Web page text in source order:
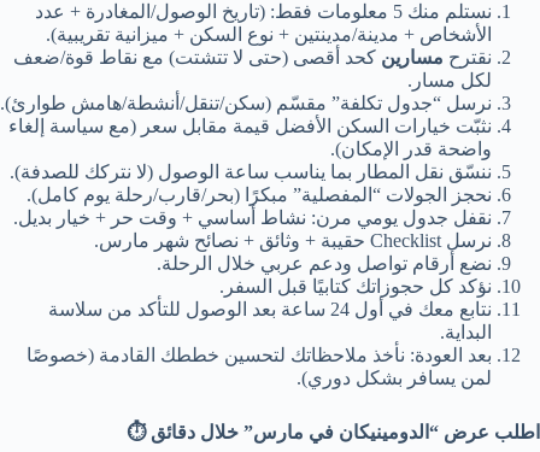
نستلم منك 5 معلومات فقط: (تاريخ الوصول/المغادرة + عدد
الأشخاص + مدينة/مدينتين + نوع السكن + ميزانية تقريبية).
نقترح مسارين كحد أقصى (حتى لا تتشتت) مع نقاط قوة/ضعف
لكل مسار.
نرسل “جدول تكلفة” مقسّم (سكن/تنقل/أنشطة/هامش طوارئ).
نثبّت خيارات السكن الأفضل قيمة مقابل سعر (مع سياسة إلغاء
واضحة قدر الإمكان).
ننسّق نقل المطار بما يناسب ساعة الوصول (لا نتركك للصدفة).
نحجز الجولات “المفصلية” مبكرًا (بحر/قارب/رحلة يوم كامل).
نقفل جدول يومي مرن: نشاط أساسي + وقت حر + خيار بديل.
نرسل Checklist حقيبة + وثائق + نصائح شهر مارس.
نضع أرقام تواصل ودعم عربي خلال الرحلة.
نؤكد كل حجوزاتك كتابيًا قبل السفر.
نتابع معك في أول 24 ساعة بعد الوصول للتأكد من سلاسة
البداية.
بعد العودة: نأخذ ملاحظاتك لتحسين خططك القادمة (خصوصًا
لمن يسافر بشكل دوري).
اطلب عرض “الدومينيكان في مارس” خلال دقائق ⏱️